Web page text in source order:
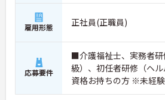
雇用形態 正社員(正職員)
応募要件
■介護福祉士、実務者研
級）、初任者研修（ヘ
資格お持ちの方 ※未経